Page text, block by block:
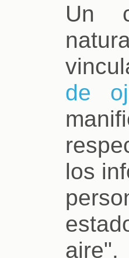
Un
de
los